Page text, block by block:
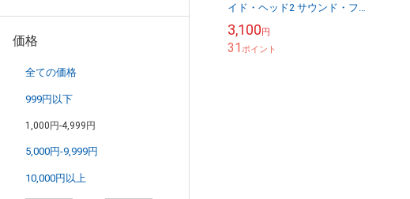
価格
全ての価格
999円以下
1,000円-4,999円
5,000円-9,999円
10,000円以上
イド・ヘッド2 サウンド・フ
3,100円
31ポイント